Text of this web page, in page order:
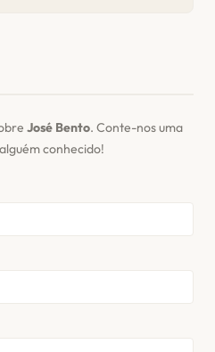
José Bento. Conte-nos uma
conhecido!